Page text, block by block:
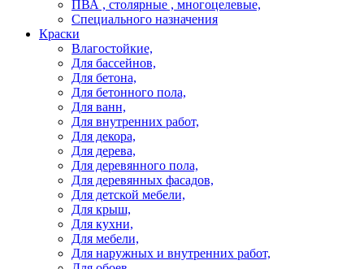
ПВА , столярные , многоцелевые,
Специального назначения
Краски
Влагостойкие,
Для бассейнов,
Для бетона,
Для бетонного пола,
Для ванн,
Для внутренних работ,
Для декора,
Для дерева,
Для деревянного пола,
Для деревянных фасадов,
Для детской мебели,
Для крыш,
Для кухни,
Для мебели,
Для наружных и внутренних работ,